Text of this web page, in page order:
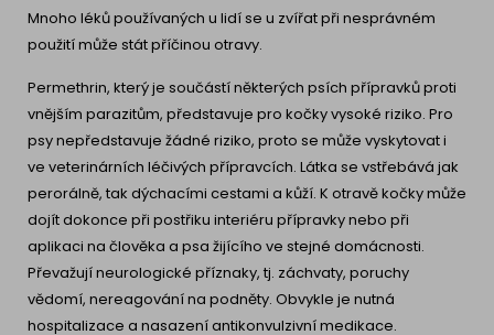
Mnoho léků používaných u lidí se u zvířat při nesprávném
použití může stát příčinou otravy.
Permethrin, který je součástí některých psích přípravků proti
vnějším parazitům, představuje pro kočky vysoké riziko. Pro
psy nepředstavuje žádné riziko, proto se může vyskytovat i
ve veterinárních léčivých přípravcích. Látka se vstřebává jak
perorálně, tak dýchacími cestami a kůží. K otravě kočky může
dojít dokonce při postřiku interiéru přípravky nebo při
aplikaci na člověka a psa žijícího ve stejné domácnosti.
Převažují neurologické příznaky, tj. záchvaty, poruchy
vědomí, nereagování na podněty. Obvykle je nutná
hospitalizace a nasazení antikonvulzivní medikace.